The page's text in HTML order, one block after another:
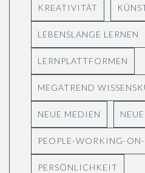
KREATIVITÄT
LEBENSLANGE LERNEN
LERNPLATTFORMEN
MEGATREND
NEUE MEDIEN
PEOPLE-WORKING-
PERSÖNLICHKEIT